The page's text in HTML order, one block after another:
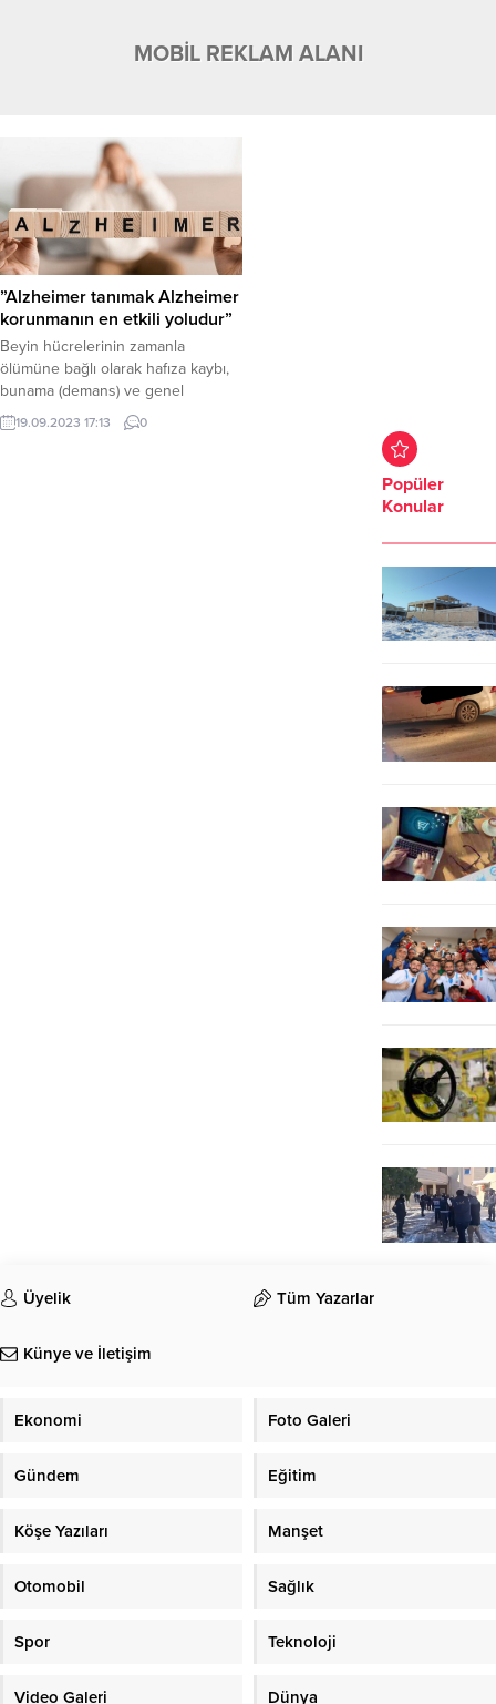
MOBİL REKLAM ALANI
”Alzheimer tanımak Alzheimer
korunmanın en etkili yoludur”
Beyin hücrelerinin zamanla
ölümüne bağlı olarak hafıza kaybı,
bunama (demans) ve genel
anlamda bilişsel fonksiyonların
azalması şeklinde gelişen tıbbi
19.09.2023 17:13 0
Popüler
Konular
Üyelik Tüm Yazarlar
Künye ve İletişim
Ekonomi Foto Galeri
Gündem Eğitim
Köşe Yazıları Manşet
Otomobil Sağlık
Spor Teknoloji
Video Galeri Dünya